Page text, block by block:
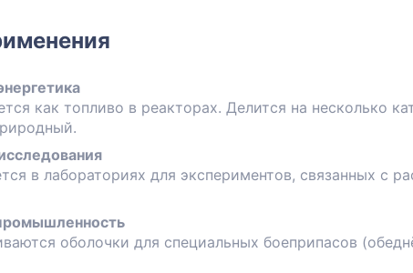
как топливо в реакторах. Делится на несколько
в лабораториях для экспериментов, связанных с
оболочки для специальных боеприпасов